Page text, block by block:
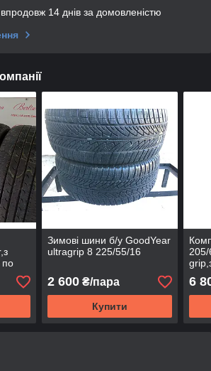
14 днів за домовленістю
по
Зимові шини б/у GoodYear
ultragrip 8 225/55/16
2 600₴/пара
Купити
205/
по
6